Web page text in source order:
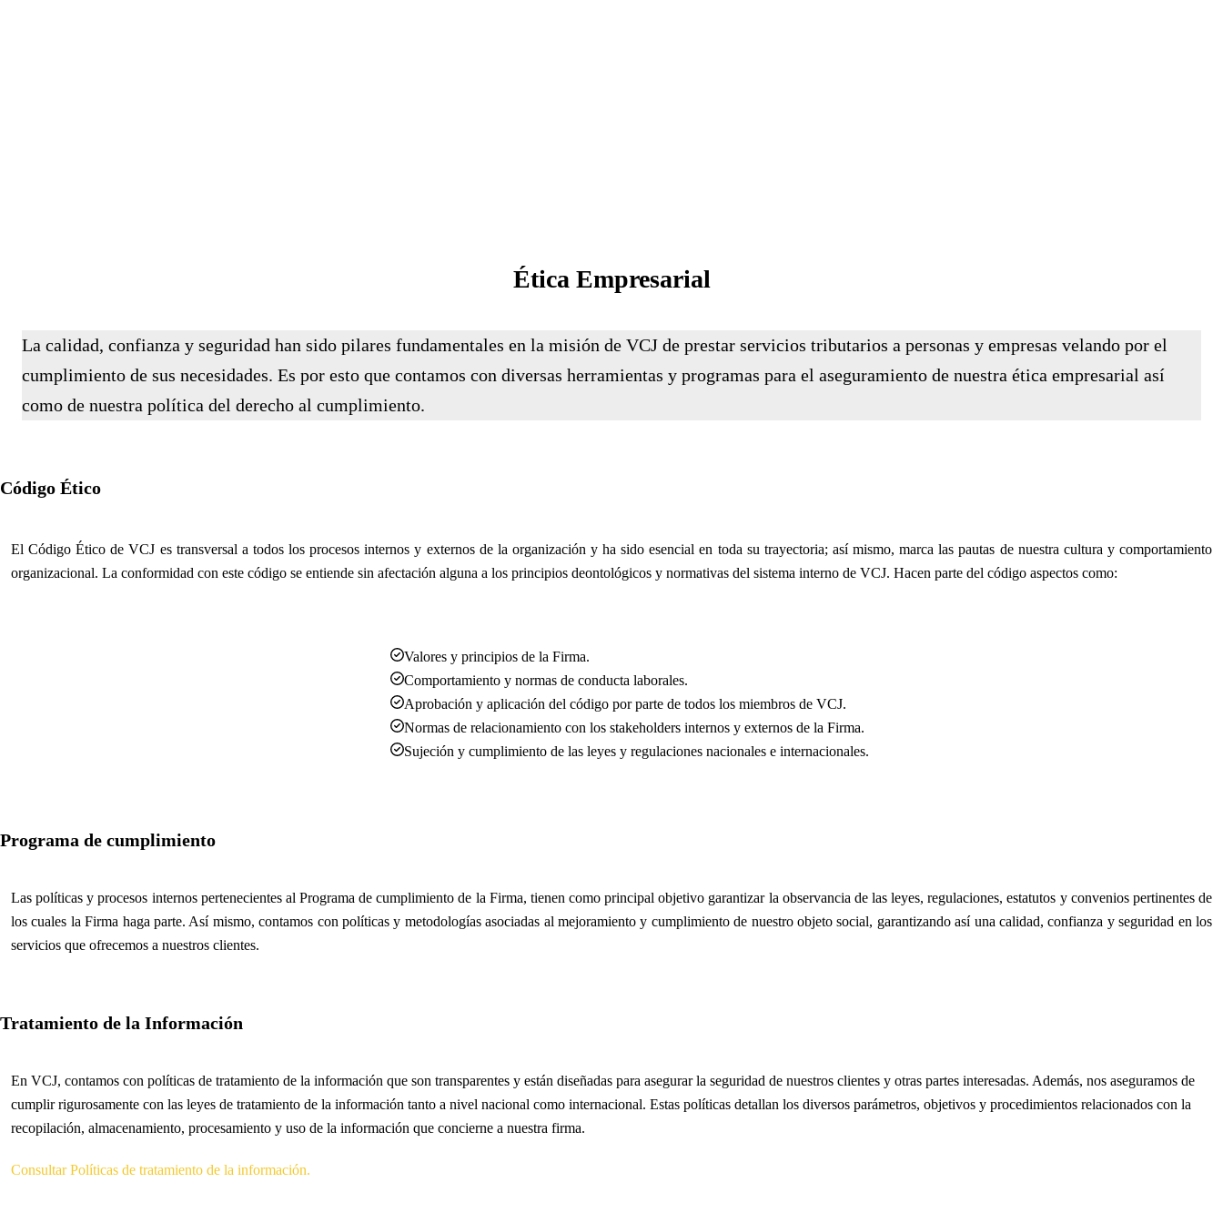
Ética Empresarial
La calidad, confianza y seguridad han sido pilares fundamentales en la misión de VCJ de prestar servicios tributarios a personas y empresas velando por el
cumplimiento de sus necesidades. Es por esto que contamos con diversas herramientas y programas para el aseguramiento de nuestra ética empresarial así
como de nuestra política del derecho al cumplimiento.
Código Ético
El Código Ético de VCJ es transversal a todos los procesos internos y externos de la organización y ha sido esencial en toda su trayectoria; así mismo, marca las pautas de nuestra cultura y comportamiento
organizacional. La conformidad con este código se entiende sin afectación alguna a los principios deontológicos y normativas del sistema interno de VCJ. Hacen parte del código aspectos como:
Valores y principios de la Firma.
Comportamiento y normas de conducta laborales.
Aprobación y aplicación del código por parte de todos los miembros de VCJ.
Normas de relacionamiento con los stakeholders internos y externos de la Firma.
Sujeción y cumplimiento de las leyes y regulaciones nacionales e internacionales.
Programa de cumplimiento
Las políticas y procesos internos pertenecientes al Programa de cumplimiento de la Firma, tienen como principal objetivo garantizar la observancia de las leyes, regulaciones, estatutos y convenios pertinentes de
los cuales la Firma haga parte. Así mismo, contamos con políticas y metodologías asociadas al mejoramiento y cumplimiento de nuestro objeto social, garantizando así una calidad, confianza y seguridad en los
servicios que ofrecemos a nuestros clientes.
Tratamiento de la Información
En VCJ, contamos con políticas de tratamiento de la información que son transparentes y están diseñadas para asegurar la seguridad de nuestros clientes y otras partes interesadas. Además, nos aseguramos de
cumplir rigurosamente con las leyes de tratamiento de la información tanto a nivel nacional como internacional. Estas políticas detallan los diversos parámetros, objetivos y procedimientos relacionados con la
recopilación, almacenamiento, procesamiento y uso de la información que concierne a nuestra firma.
Consultar Políticas de tratamiento de la información.